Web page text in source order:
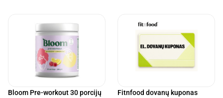
Bloom Pre-workout 30 porcijų
Fitnfood dovanų kuponas